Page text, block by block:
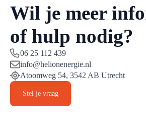
Wil je meer
of hulp nodig?
06 25 112 439
info@helionenergie.nl
Atoomweg 54, 3542 AB Utrecht
Stel je vraag